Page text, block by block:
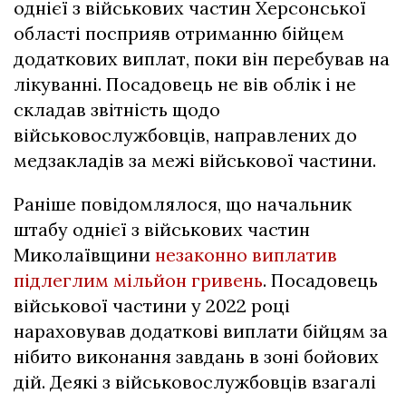
однієї з військових частин Херсонської
області посприяв отриманню бійцем
додаткових виплат, поки він перебував на
лікуванні. Посадовець не вів облік і не
складав звітність щодо
військовослужбовців, направлених до
медзакладів за межі військової частини.
Раніше повідомлялося, що начальник
штабу однієї з військових частин
Миколаївщини незаконно виплатив
підлеглим мільйон гривень. Посадовець
військової частини у 2022 році
нараховував додаткові виплати бійцям за
нібито виконання завдань в зоні бойових
дій. Деякі з військовослужбовців взагалі